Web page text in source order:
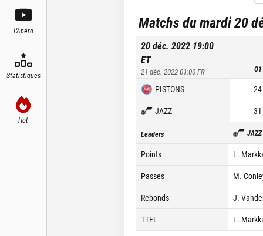
L'Apéro
Statistiques
Hot
Matchs du mardi 20
20 déc. 2022 19:00
ET
21 déc. 2022 01:00FR Q1
PISTONS
24
JAZZ
31
Leaders JAZZ
Points
L.
Passes
M.
Rebonds
J.
TTFL
L.